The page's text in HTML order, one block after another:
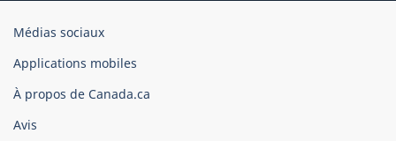
Organisation
gouvernement
du
Canada
Médias sociaux
Applications mobiles
À propos de Canada.ca
Avis